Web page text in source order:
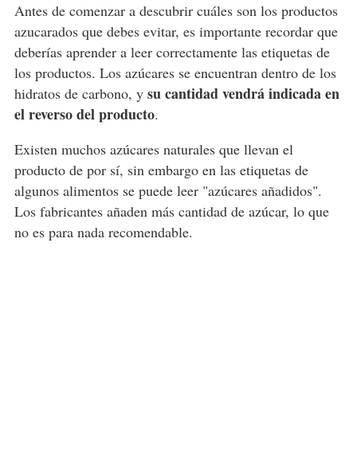
Antes de comenzar a descubrir cuáles son los productos
azucarados que debes evitar, es importante recordar que
deberías aprender a leer correctamente las etiquetas de
los productos. Los azúcares se encuentran dentro de los
hidratos de carbono, y su cantidad vendrá indicada en
el reverso del producto.
Existen muchos azúcares naturales que llevan el
producto de por sí, sin embargo en las etiquetas de
algunos alimentos se puede leer "azúcares añadidos".
Los fabricantes añaden más cantidad de azúcar, lo que
no es para nada recomendable.